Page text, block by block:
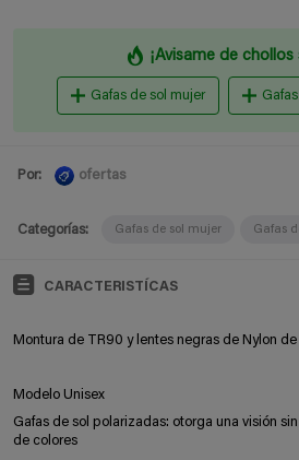
¡Avisame de chollos
Gafas de sol mujer
Por: ofertas
Categorías: Gafas de sol mujer Gafas
CARACTERISTÍCAS
Montura de TR90 y lentes negras de Nylon
Modelo Unisex
Gafas de sol polarizadas: otorga una visión
de colores